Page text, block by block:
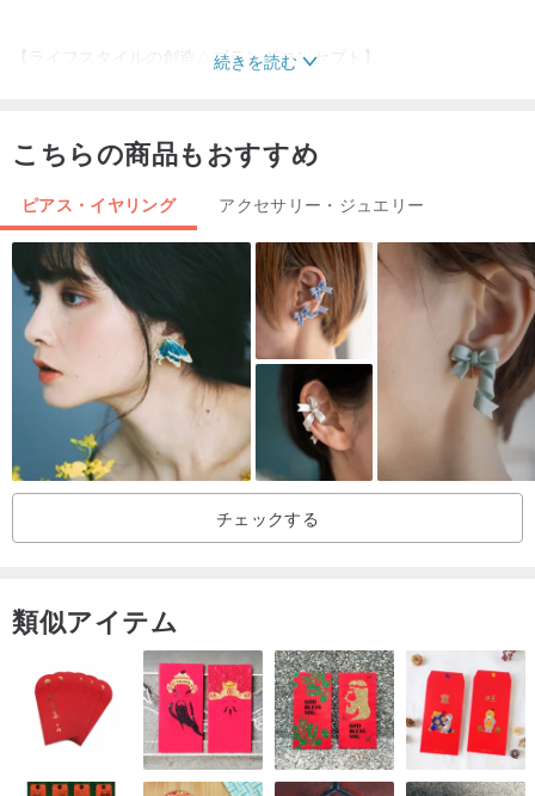
【ライフスタイルの創造△ブランドコンセプト】
人生にペイントし、より良い自己になる
【携帯素材の特徴】
／日本から輸入した安全グレードのクリスタルのりと押し花素材を
使用
／フェルール材質は硬質プラスチックです
／カードスリーブサイズ-8.5cm x 5.4cm
/ IDカードとバスカードが置けます
[香港現地またはマカオの配達時間]
/納品後、通常2〜4営業日（土・日・祝日を除く）
続きを読む
こちらの商品もおすすめ
ピアス・イヤリング アクセサリー・ジュエリー
チェックする
類似アイテム